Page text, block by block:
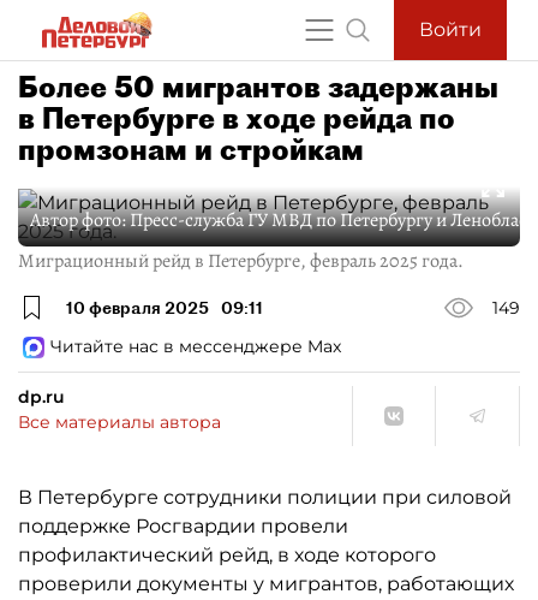
Войти
Более 50 мигрантов задержаны
в Петербурге в ходе рейда по
промзонам и стройкам
Автор фото:Пресс-служба ГУ МВД по Петербургу и
Миграционный рейд в Петербурге, февраль 2025 года.
10 февраля 2025 09:11
149
Читайте нас в мессенджере Max
dp.ru
Все материалы автора
В Петербурге сотрудники полиции при силовой
поддержке Росгвардии провели
профилактический рейд, в ходе которого
проверили документы у мигрантов, работающих